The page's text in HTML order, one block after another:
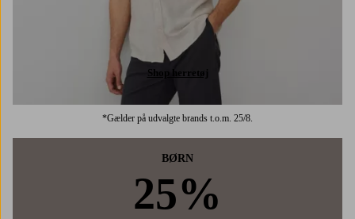
Shop herretøj
*Gælder på udvalgte brands t.o.m. 25/8.
BØRN
25%